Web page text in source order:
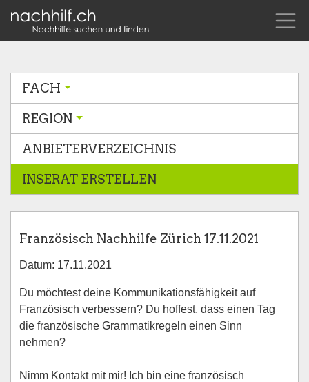
FACH
REGION
ANBIETERVERZEICHNIS
INSERAT ERSTELLEN
Französisch Nachhilfe Zürich 17.11.2021
Datum: 17.11.2021
Du möchtest deine Kommunikationsfähigkeit auf
Französisch verbessern? Du hoffest, dass einen Tag
die französische Grammatikregeln einen Sinn
nehmen?
Nimm Kontakt mit mir! Ich bin eine französisch